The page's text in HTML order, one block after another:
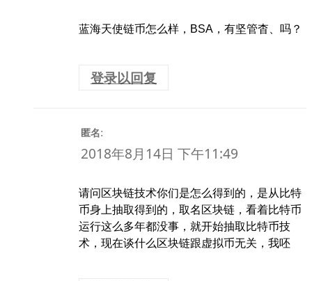
蓝海天使链币怎么样，BSA，有坚管杳、吗？
登录以回复
匿名:
2018年8月14日 下午11:49
请问区块链技术你们是怎么得到的，是从比特
币身上抽取得到的，取名区块链，看着比特币
运行这么多年都没事，就开始抽取比特币技
术，现在谈什么区块链跟虚拟币无关，我呸